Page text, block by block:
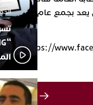
يعد بجمع عام
https://
الجمعة 26